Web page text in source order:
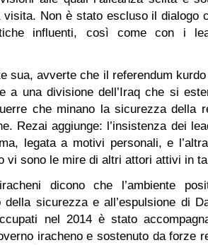
visita. Non è stato escluso il dialogo
influenti, così come con i
sua, avverte che il referendum
a una divisione dell’Iraq che si
che minano la sicurezza della
Rezai aggiunge: l’insistenza dei
legata a motivi personali, e
vi sono le mire di altri attori attivi in
dicono che l’ambiente
della sicurezza e all’espulsione di
nel 2014 è stato
iracheno e sostenuto da forze